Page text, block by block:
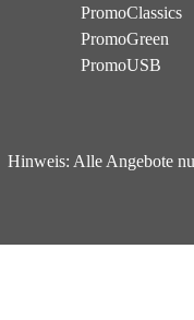
PromoClassics
PromoGreen
PromoUSB
Hinweis: Alle Angebote